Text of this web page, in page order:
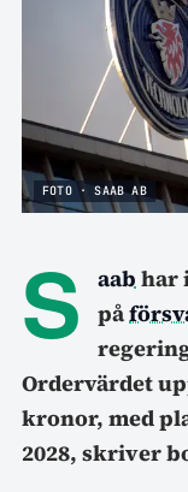
FOTO · SAAB AB
S aab har
på
Ordervärdet
kronor, med
2028, skriver